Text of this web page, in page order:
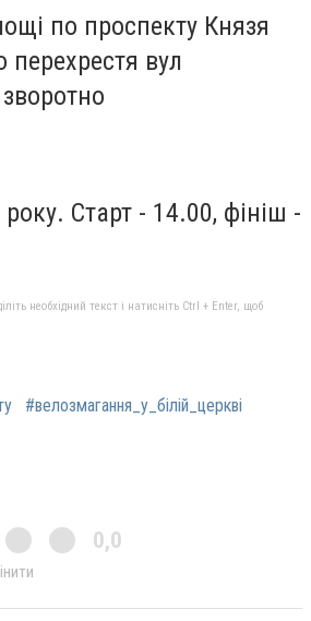
по проспекту Князя
вул
Старт - 14.00, фініш -
необхідний текст і натисніть Ctrl + Enter, щоб
#велозмагання_у_білій_церкві
0,0